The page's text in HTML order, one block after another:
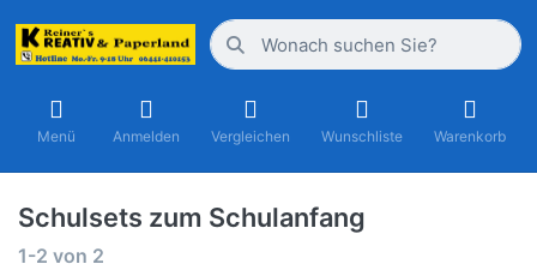
Menü Anmelden Vergleichen Wunschliste Warenkorb
Schulsets zum Schulanfang
1-2 von 2